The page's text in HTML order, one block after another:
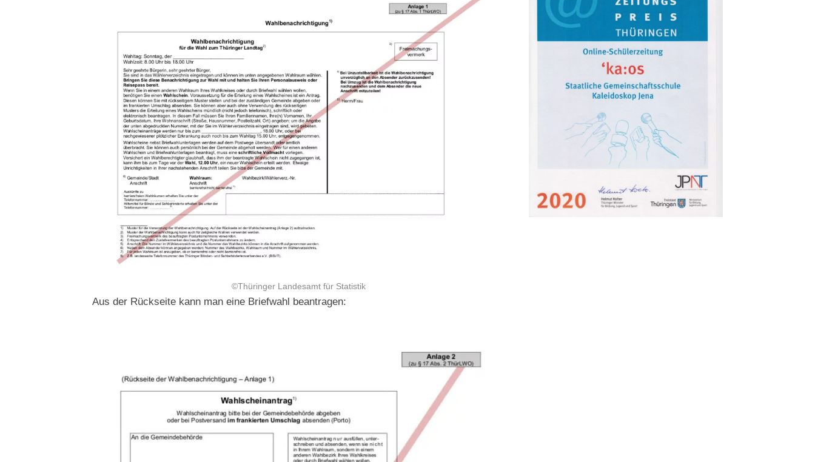
©Thüringer Landesamt für Statistik
Aus der Rückseite kann man eine Briefwahl beantragen: